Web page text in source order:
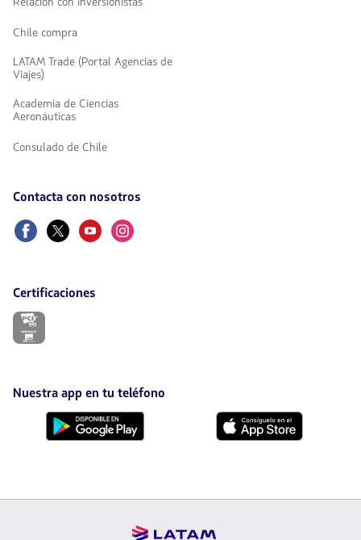
Chile compra
LATAM Trade (Portal Agencias de
Viajes)
Academia de Ciencias
Aeronáuticas
Consulado de Chile
Contacta con nosotros
FacebookTwitterYoutubeInstagram
Certificaciones
El
nueva
pestaña.
Nuestra app en tu teléfono
Descárgala
Descárgala